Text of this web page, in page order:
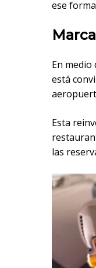
ese
En medio
está
Esta
las